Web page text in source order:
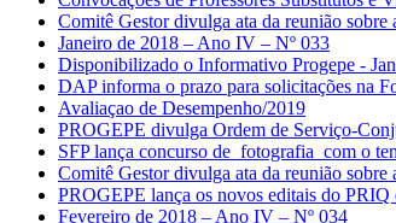
Comitê Gestor divulga ata da reunião
Janeiro de 2018 – Ano IV – Nº 033
Disponibilizado o Informativo Progepe -
DAP informa o prazo para solicitações na
Avaliaçao de Desempenho/2019
PROGEPE divulga Ordem de Serviço-
SFP lança concurso de fotografia com o
Comitê Gestor divulga ata da reunião
PROGEPE lança os novos editais do
Fevereiro de 2018 – Ano IV – Nº 034